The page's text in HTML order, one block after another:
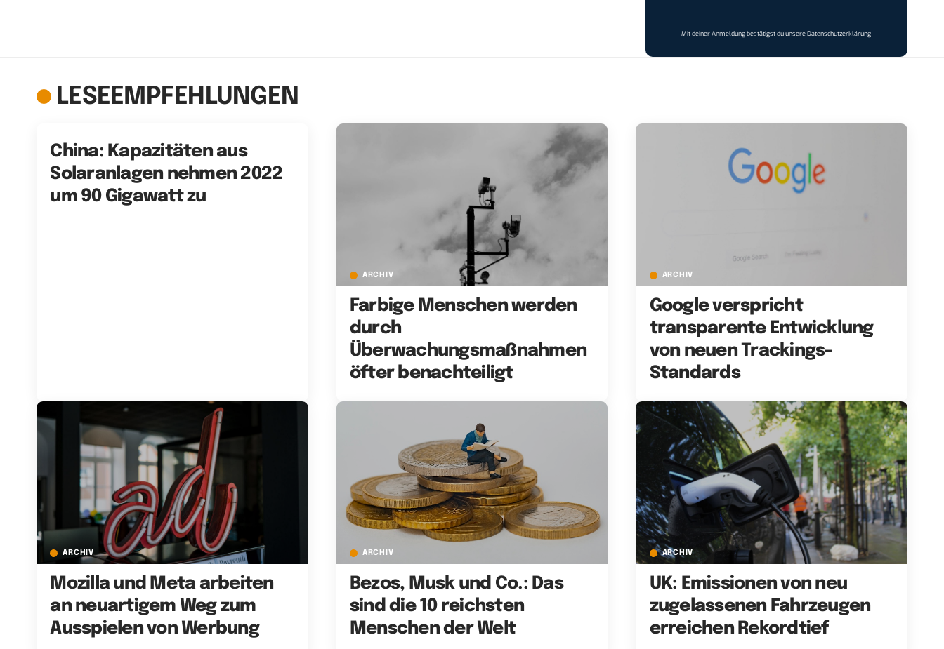
Mit deiner Anmeldung bestätigst du unsereDatenschutzerklärung
LESEEMPFEHLUNGEN
China: Kapazitäten aus
Solaranlagen nehmen 2022
um 90 Gigawatt zu
ARCHIV
Farbige Menschen werden
durch
Überwachungsmaßnahmen
öfter benachteiligt
ARCHIV
Google verspricht
transparente Entwicklung
von neuen Trackings-
Standards
ARCHIV
Mozilla und Meta arbeiten
an neuartigem Weg zum
Ausspielen von Werbung
ARCHIV
Bezos, Musk und Co.: Das
sind die 10 reichsten
Menschen der Welt
ARCHIV
UK: Emissionen von neu
zugelassenen Fahrzeugen
erreichen Rekordtief